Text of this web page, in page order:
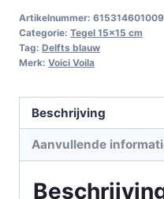
Artikelnummer:
Categorie: Tegel 15x15 cm
Tag: Delfts blauw
Merk: Voici Voila
Beschrijving
Aanvullende